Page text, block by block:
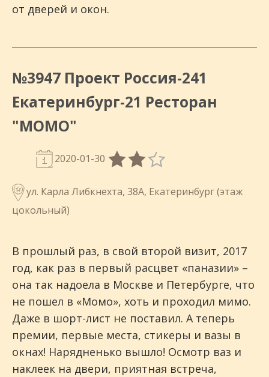
от дверей и окон.
№3947 Проект Россия-241
Екатеринбург-21 Ресторан
"МОМО"
2020-01-30
ул. Карла Либкнехта, 38А, Екатеринбург (этаж
цокольный)
В прошлый раз, в свой второй визит, 2017
год, как раз в первый расцвет «паназии» –
она так надоела в Москве и Петербурге, что
не пошел в «Момо», хоть и проходил мимо.
Даже в шорт-лист не поставил. А теперь
премии, первые места, стикеры и вазы в
окнах! Нарядненько вышло! Осмотр ваз и
наклеек на двери, приятная встреча,